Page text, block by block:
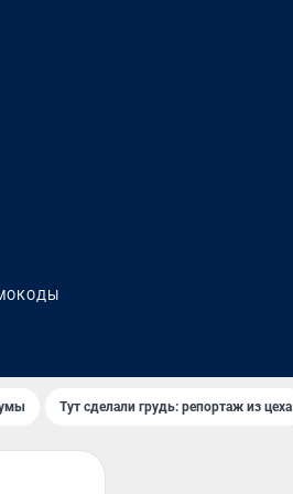
Тут сделали грудь: репортаж из цеха